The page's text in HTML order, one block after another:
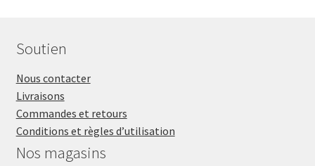
de
2
Soutien
Nous contacter
Livraisons
Commandes et retours
Conditions et règles d’utilisation
Nos magasins